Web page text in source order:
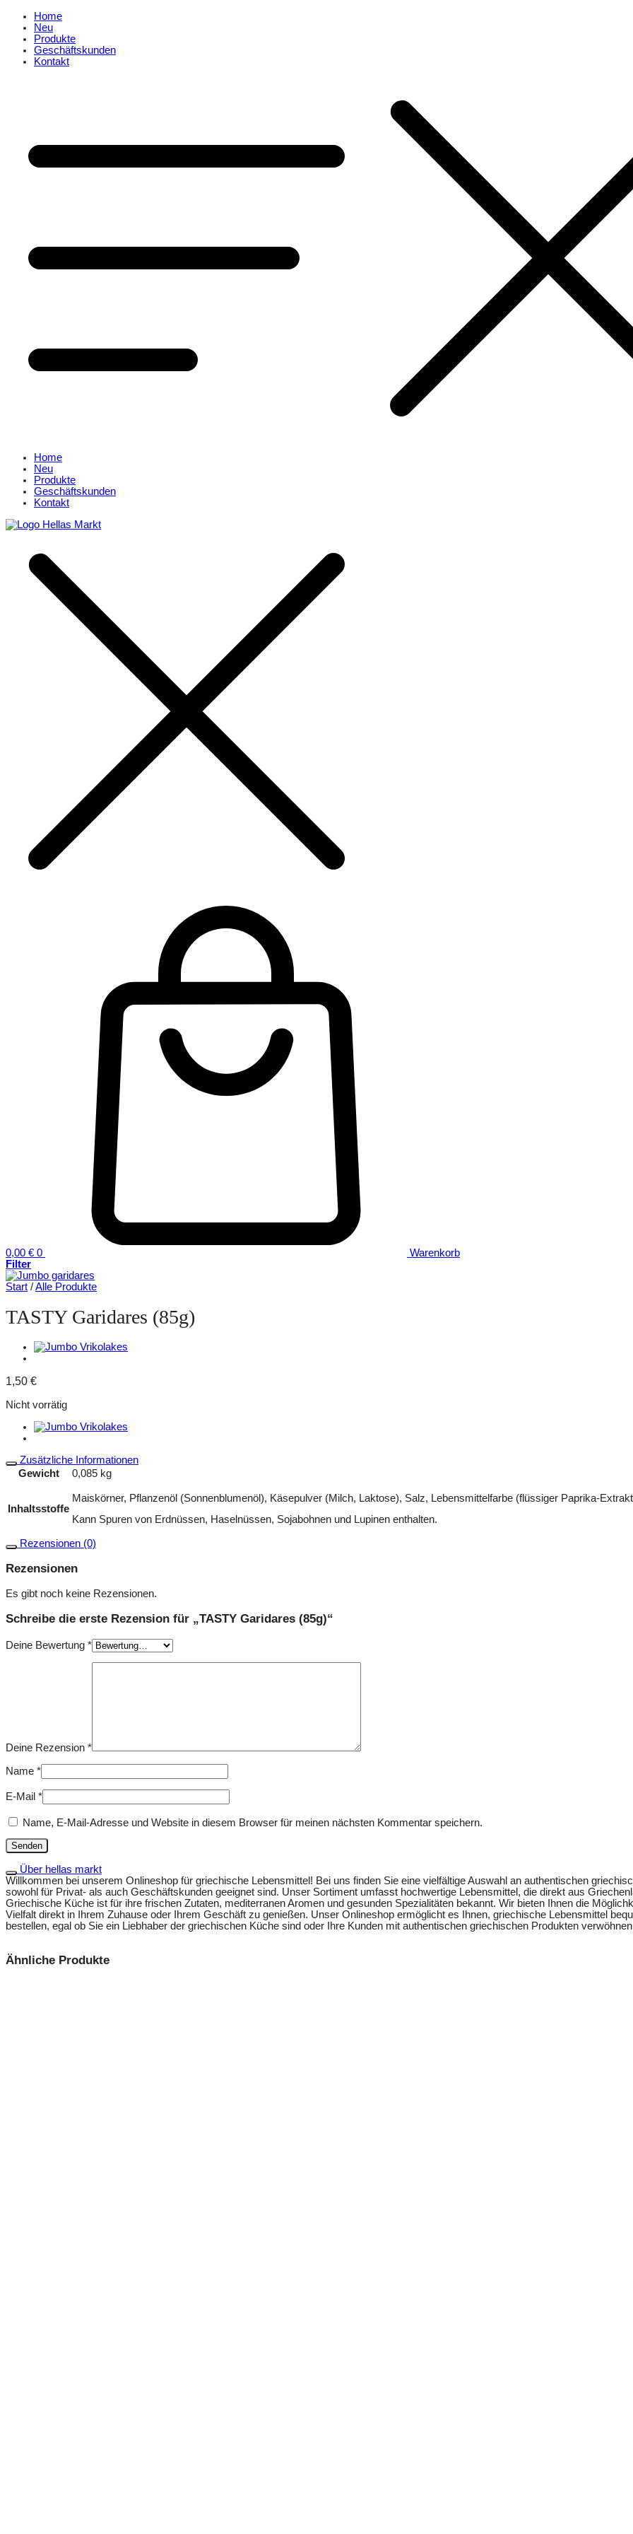
Home
Neu
Produkte
Geschäftskunden
Kontakt
Home
Neu
Produkte
Geschäftskunden
Kontakt
0,00 € 0
Warenkorb
Filter
Start /Alle Produkte
TASTY Garidares (85g)
1,50 €
Nicht vorrätig
Zusätzliche Informationen
Gewicht
0,085 kg
Inhaltsstoffe
Maiskörner, Pflanzenöl (Sonnenblumenöl), Käsepulver (Milch, Laktose), Salz, Lebensmittelfarbe (flüssiger Paprika-
Kann Spuren von Erdnüssen, Haselnüssen, Sojabohnen und Lupinen enthalten.
Rezensionen (0)
Rezensionen
Es gibt noch keine Rezensionen.
Schreibe die erste Rezension für „TASTY Garidares (85g)“
Deine Bewertung *
Deine Rezension *
Name *
E-Mail *
Name, E-Mail-Adresse und Website in diesem Browser für meinen nächsten Kommentar speichern.
Über hellas markt
Willkommen bei unserem Onlineshop für griechische Lebensmittel! Bei uns finden Sie eine vielfältige Auswahl an authentischen
sowohl für Privat- als auch Geschäftskunden geeignet sind. Unser Sortiment umfasst hochwertige Lebensmittel, die direkt aus
Griechische Küche ist für ihre frischen Zutaten, mediterranen Aromen und gesunden Spezialitäten bekannt. Wir bieten Ihnen die
Vielfalt direkt in Ihrem Zuhause oder Ihrem Geschäft zu genießen. Unser Onlineshop ermöglicht es Ihnen, griechische Lebensmittel
bestellen, egal ob Sie ein Liebhaber der griechischen Küche sind oder Ihre Kunden mit authentischen griechischen Produkten
Ähnliche Produkte